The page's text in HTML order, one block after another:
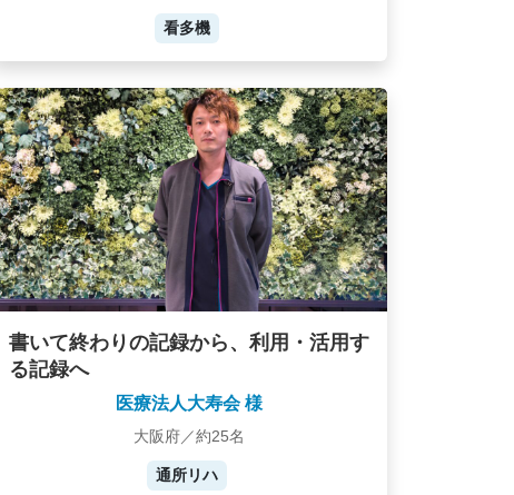
看多機
書いて終わりの記録から、利用・活用す
る記録へ
医療法人大寿会 様
大阪府／約25名
通所リハ